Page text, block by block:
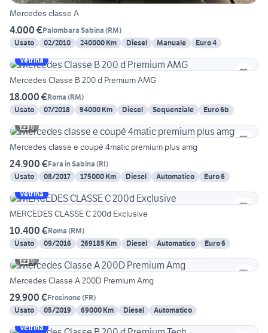
Mercedes classe A
4.000 €Palombara Sabina (RM)
Usato
02/2010 240000 Km Diesel Manuale
Euro 4
Vetrina
Mercedes Classe B 200 d Premium AMG
18.000 €Roma (RM)
Usato
07/2018 94000 Km Diesel Sequenziale
Euro 6b
6
Mercedes classe e coupé 4matic premium plus amg
24.900 €Fara in Sabina (RI)
Usato
08/2017 175000 Km Diesel Automatico
Euro 6
Vetrina
MERCEDES CLASSE C 200d Exclusive
10.400 €Roma (RM)
Usato
09/2016 269185 Km Diesel Automatico
Euro 6
5
Mercedes Classe A 200D Premium Amg
29.900 €Frosinone(FR)
Usato
05/2019 69000 Km Diesel
Automatico
Vetrina